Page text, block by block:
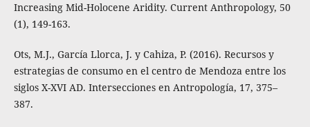
Increasing Mid-Holocene Aridity. Current Anthropology, 50
(1), 149-163.
Ots, M.J., García Llorca, J. y Cahiza, P. (2016). Recursos y
estrategias de consumo en el centro de Mendoza entre los
siglos X-XVI AD. Intersecciones en Antropología, 17, 375–
387.